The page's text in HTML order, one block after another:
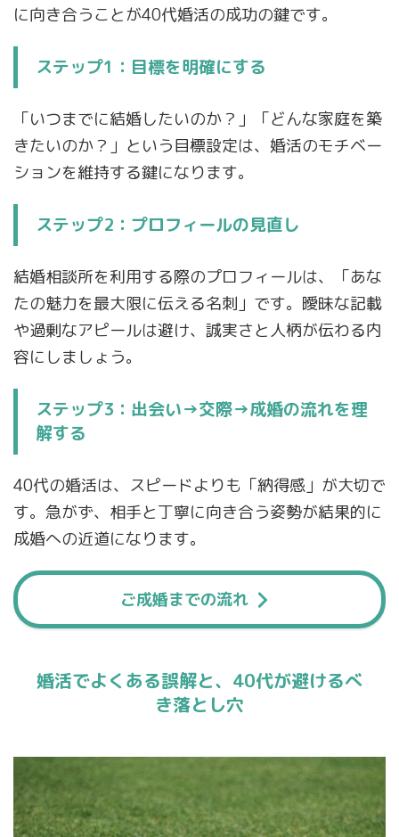
に向き合うことが40代婚活の成功の鍵です。
ステップ1：目標を明確にする
「いつまでに結婚したいのか？」「どんな家庭を築
きたいのか？」という目標設定は、婚活のモチベー
ションを維持する鍵になります。
ステップ2：プロフィールの見直し
結婚相談所を利用する際のプロフィールは、「あな
たの魅力を最大限に伝える名刺」です。曖昧な記載
や過剰なアピールは避け、誠実さと人柄が伝わる内
容にしましょう。
ステップ3：出会い→交際→成婚の流れを理
解する
40代の婚活は、スピードよりも「納得感」が大切で
す。急がず、相手と丁寧に向き合う姿勢が結果的に
成婚への近道になります。
ご成婚までの流れ
婚活でよくある誤解と、40代が避けるべ
き落とし穴